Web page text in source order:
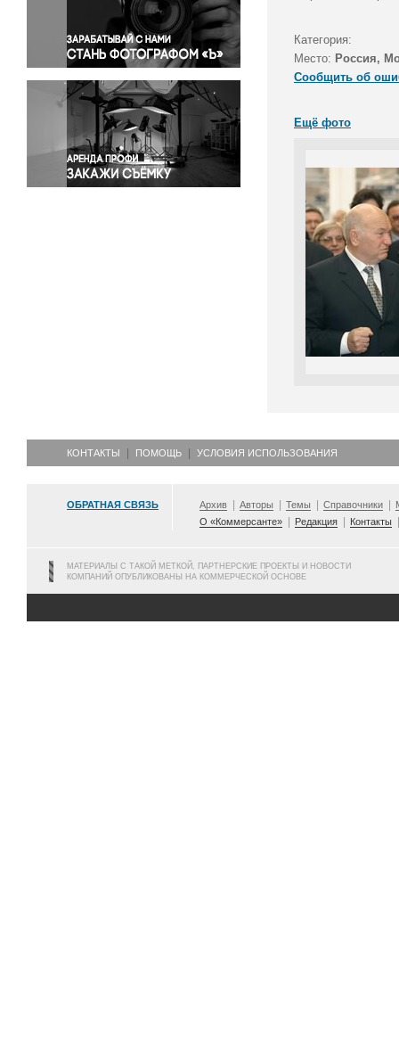
Правосудие
Происшествия и конфликты
Религия
Светская жизнь
Спорт
Экология
Экономика и бизнес
Категория:
Место: Россия,
Сообщить об
Ещё фото
КОНТАКТЫ ПОМОЩЬ УСЛОВИЯ ИСПОЛЬЗОВАНИЯ
ОБРАТНАЯ СВЯЗЬ Архив Авторы Темы Справочники
О «Коммерсанте»
Редакция Контакты
МАТЕРИАЛЫ С ТАКОЙ МЕТКОЙ, ПАРТНЕРСКИЕ ПРОЕКТЫ И НОВОСТИ
КОМПАНИЙ ОПУБЛИКОВАНЫ НА КОММЕРЧЕСКОЙ ОСНОВЕ